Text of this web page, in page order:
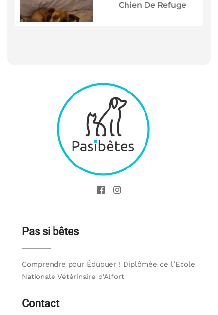
Chien De Refuge
Pas si bêtes
Comprendre pour Éduquer ! Diplômée de l’École
Nationale Vétérinaire d'Alfort
Contact